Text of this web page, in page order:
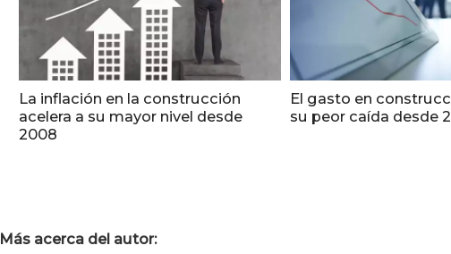
La inflación en la construcción
acelera a su mayor nivel desde
2008
El gasto en
su peor caída desde
Más acerca del autor: